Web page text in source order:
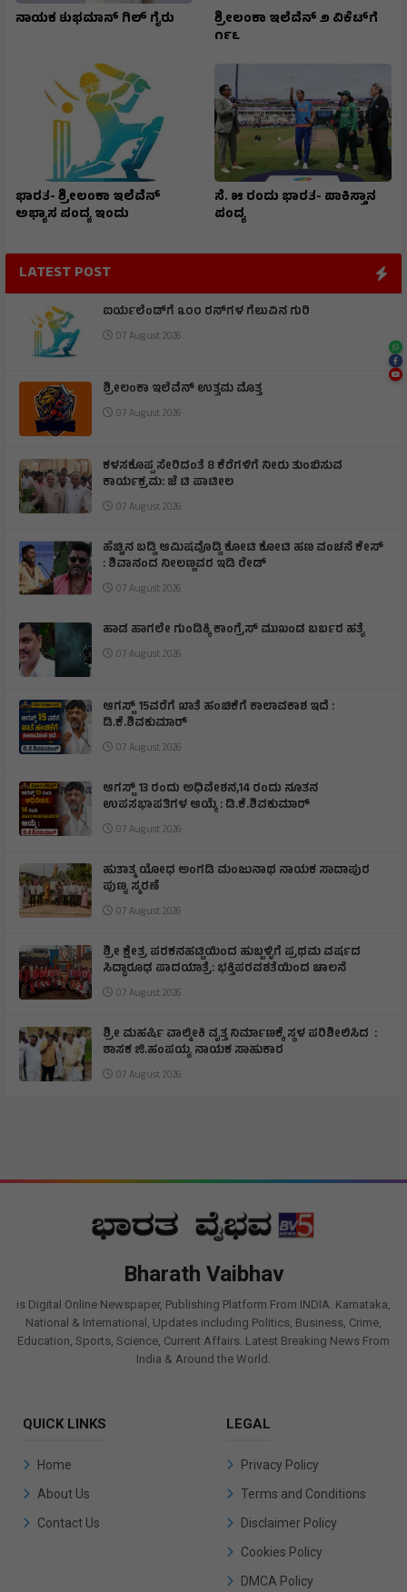
ನಾಯಕ ಶುಭಮಾನ್ ಗಿಲ್ ಗೈರು
ಶ್ರೀಲಂಕಾ ಇಲೆವೆನ್ ೨ ವಿಕೆಟ್‌ಗೆ
೧೯೬
ಭಾರತ- ಶ್ರೀಲಂಕಾ ಇಲೆವೆನ್
ಅಭ್ಯಾಸ ಪಂದ್ಯ ಇಂದು
ಸೆ. ೫ ರಂದು ಭಾರತ- ಪಾಕಿಸ್ತಾನ
ಪಂದ್ಯ
LATEST POST
ಐರ್ಯಲೆಂಡ್‌ಗೆ ೩೦೦ ರನ್‌ಗಳ ಗೆಲುವಿನ ಗುರಿ
07 August 2026
ಶ್ರೀಲಂಕಾ ಇಲೆವೆನ್ ಉತ್ತಮ ಮೊತ್ತ
07 August 2026
ಕಳಸಕೊಪ್ಪ ಸೇರಿದಂತೆ 8 ಕೆರೆಗಳಿಗೆ ನೀರು ತುಂಬಿಸುವ
ಕಾರ್ಯಕ್ರಮ: ಜೆ ಟಿ ಪಾಟೀಲ
07 August 2026
ಹೆಚ್ಚಿನ ಬಡ್ಡಿ ಆಮಿಷವೊಡ್ಡಿ ಕೋಟಿ ಕೋಟಿ ಹಣ ವಂಚನೆ ಕೇಸ್
: ಶಿವಾನಂದ ನೀಲಣ್ಣವರ ಇಡಿ ರೇಡ್
07 August 2026
ಹಾಡ ಹಾಗಲೇ ಗುಂಡಿಕ್ಕಿ ಕಾಂಗ್ರೆಸ್ ಮುಖಂಡ ಬರ್ಬರ ಹತ್ಯೆ
07 August 2026
ಆಗಸ್ಟ್ 15ವರೆಗೆ ಖಾತೆ ಹಂಚಿಕೆಗೆ ಕಾಲಾವಕಾಶ ಇದೆ :
ಡಿ.ಕೆ.ಶಿವಕುಮಾರ್
07 August 2026
ಆಗಸ್ಟ್ 13 ರಂದು ಅಧಿವೇಶನ,14 ರಂದು ನೂತನ
ಉಪಸಭಾಪತಿಗಳ ಆಯ್ಕೆ : ಡಿ.ಕೆ.ಶಿವಕುಮಾರ್
07 August 2026
ಹುತಾತ್ಮ ಯೋಧ ಅಂಗಡಿ ಮಂಜುನಾಥ ನಾಯಕ ಸಾದಾಪುರ
ಪುಣ್ಯ ಸ್ಮರಣೆ
07 August 2026
​ಶ್ರೀ ಕ್ಷೇತ್ರ ಪರಕನಹಟ್ಟಿಯಿಂದ ಹುಬ್ಬಳ್ಳಿಗೆ ಪ್ರಥಮ ವರ್ಷದ
ಸಿದ್ಧಾರೂಢ ಪಾದಯಾತ್ರೆ: ಭಕ್ತಿಪರವಶತೆಯಿಂದ ಚಾಲನೆ
07 August 2026
ಶ್ರೀ ಮಹರ್ಷಿ ವಾಲ್ಮೀಕಿ ವೃತ್ತ ನಿರ್ಮಾಣಕ್ಕೆ ಸ್ಥಳ ಪರಿಶೀಲಿಸಿದ :
ಶಾಸಕ ಜಿ.ಹಂಪಯ್ಯ ನಾಯಕ ಸಾಹುಕಾರ
07 August 2026
Bharath Vaibhav
is Digital Online Newspaper, Publishing Platform From INDIA. Karnataka,
National & International, Updates including Politics, Business, Crime,
Education, Sports, Science, Current Affairs. Latest Breaking News From
India & Around the World.
QUICK LINKS
Home
About Us
Contact Us
LEGAL
Privacy Policy
Terms and Conditions
Disclaimer Policy
Cookies Policy
DMCA Policy